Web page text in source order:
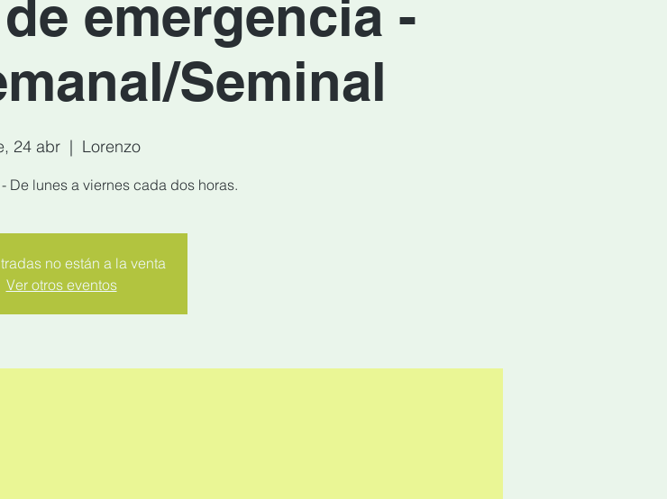
emergencia -
Seminal
24 abr
  |
Lorenzo
De lunes a viernes cada dos horas.
no están a la venta
Ver otros eventos